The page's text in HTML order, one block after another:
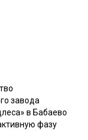
завода
в Бабаево
фазу